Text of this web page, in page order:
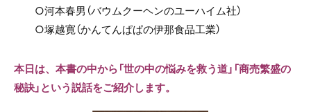
○河本春男（バウムクーヘンのユーハイム社）
○塚越寛（かんてんぱぱの伊那食品工業）
本日は、本書の中から「世の中の悩みを救う道」「商売繁盛の
秘訣」という説話をご紹介します。